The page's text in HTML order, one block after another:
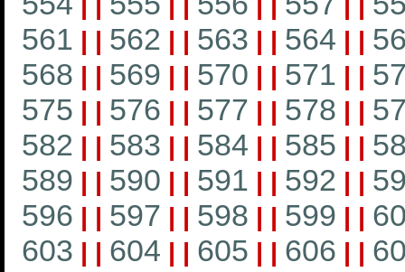
561 | | 562 | | 563 | | 564 | |
568 | | 569 | | 570 | | 571 | |
575 | | 576 | | 577 | | 578 | |
582 | | 583 | | 584 | | 585 | |
589 | | 590 | | 591 | | 592 | |
596 | | 597 | | 598 | | 599 | |
603 | | 604 | | 605 | | 606 | |